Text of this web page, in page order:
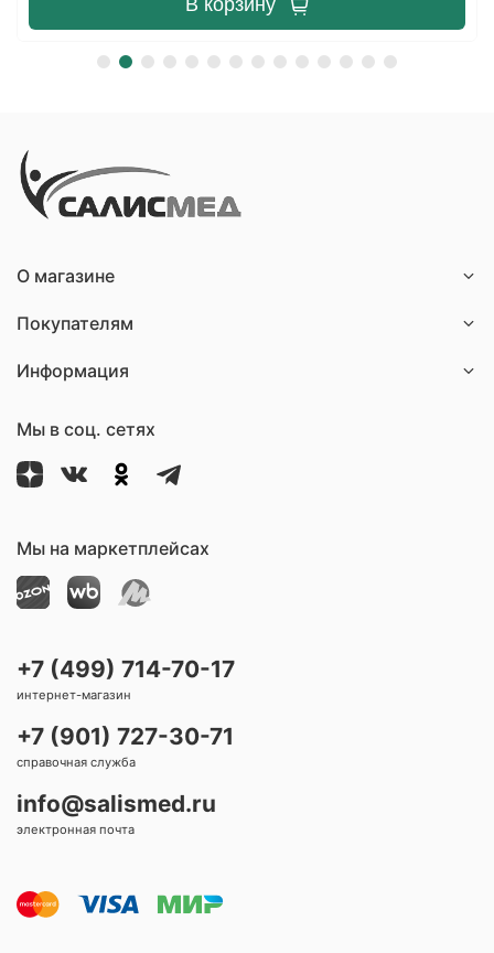
В корзину
О магазине
Покупателям
Информация
Мы в соц. сетях
Мы на маркетплейсах
+7 (499) 714-70-17
интернет-магазин
+7 (901) 727-30-71
справочная служба
info@salismed.ru
электронная почта